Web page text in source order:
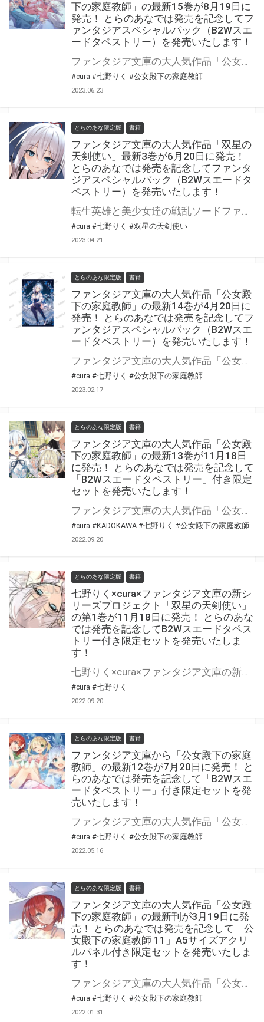
下の家庭教師」の最新15巻が8月19日に
発売！ とらのあなでは発売を記念してフ
ァンタジアスペシャルパック（B2Wスエ
ードタペストリー）を発売いたします！
#cura #七野りく #公女殿下の家庭教師
2023.06.23
とらのあな限定版 書籍
ファンタジア文庫の大人気作品「双星の
天剣使い」最新3巻が6月20日に発売！
とらのあなでは発売を記念してファンタ
ジアスペシャルパック（B2Wスエードタ
ペストリー）を発売いたします！
#cura #七野りく #双星の天剣使い
2023.04.21
とらのあな限定版 書籍
ファンタジア文庫の大人気作品「公女殿
下の家庭教師」の最新14巻が4月20日に
発売！ とらのあなでは発売を記念してフ
ァンタジアスペシャルパック（B2Wスエ
ードタペストリー）を発売いたします！
#cura #七野りく #公女殿下の家庭教師
2023.02.17
とらのあな限定版 書籍
ファンタジア文庫の大人気作品「公女殿
下の家庭教師」の最新13巻が11月18日
に発売！ とらのあなでは発売を記念して
「B2Wスエードタペストリー」付き限定
セットを発売いたします！
#cura #KADOKAWA #七野りく #公女殿下の家庭教師
2022.09.20
とらのあな限定版 書籍
七野りく×cura×ファンタジア文庫の新シ
リーズプロジェクト「双星の天剣使い」
の第1巻が11月18日に発売！ とらのあな
では発売を記念してB2Wスエードタペス
トリー付き限定セットを発売いたしま
す！
#cura #七野りく
2022.09.20
とらのあな限定版 書籍
ファンタジア文庫から「公女殿下の家庭
教師」の最新12巻が7月20日に発売！ と
らのあなでは発売を記念して「B2Wスエ
ードタペストリー」付き限定セットを発
売いたします！
#cura #七野りく #公女殿下の家庭教師
2022.05.16
とらのあな限定版 書籍
ファンタジア文庫の大人気作品「公女殿
下の家庭教師」の最新刊が3月19日に発
売！ とらのあなでは発売を記念して「公
女殿下の家庭教師 11」A5サイズアクリ
ルパネル付き限定セットを発売いたしま
す！
#cura #七野りく #公女殿下の家庭教師
2022.01.31